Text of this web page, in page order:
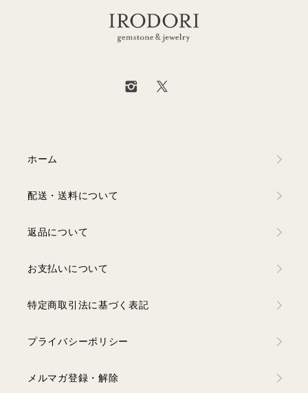
ホーム
配送・送料について
返品について
お支払いについて
特定商取引法に基づく表記
プライバシーポリシー
メルマガ登録・解除